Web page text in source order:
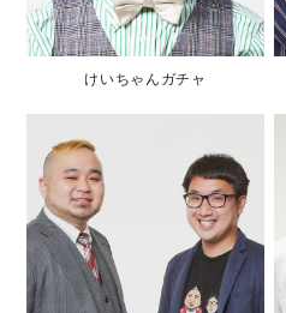
けいちゃんガチャ